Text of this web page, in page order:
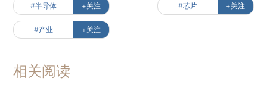
#半导体 +关注 #芯片 +关注
#产业 +关注
相关阅读